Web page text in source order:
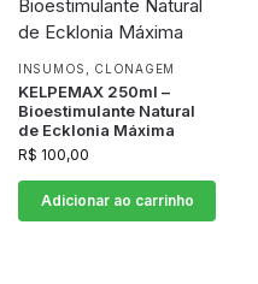
INSUMOS CLONAGEM
KELPEMAX 250ml –
Bioestimulante Natural
de Ecklonia Máxima
R$ 100,00
Adicionar ao carrinho